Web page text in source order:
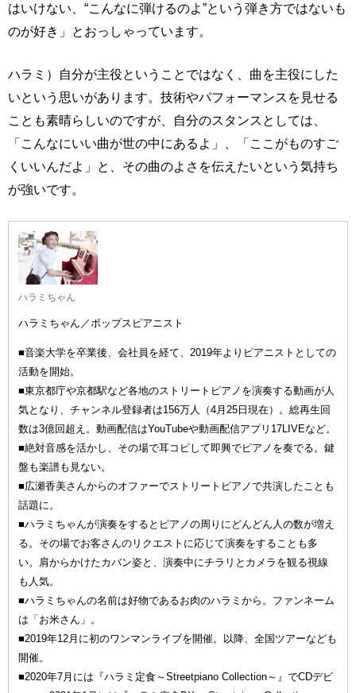
はいけない、“こんなに弾けるのよ”という弾き方ではないも
のが好き」とおっしゃっています。
ハラミ）自分が主役ということではなく、曲を主役にした
いという思いがあります。技術やパフォーマンスを見せる
ことも素晴らしいのですが、自分のスタンスとしては、
「こんなにいい曲が世の中にあるよ」、「ここがものすご
くいいんだよ」と、その曲のよさを伝えたいという気持ち
が強いです。
ハラミちゃん
ハラミちゃん／ポップスピアニスト
■音楽大学を卒業後、会社員を経て、2019年よりピアニストとしての
活動を開始。
■東京都庁や京都駅など各地のストリートピアノを演奏する動画が人
気となり、チャンネル登録者は156万人（4月25日現在）。総再生回
数は3億回超え。動画配信はYouTubeや動画配信アプリ17LIVEなど。
■絶対音感を活かし、その場で耳コピして即興でピアノを奏でる。鍵
盤も楽譜も見ない。
■広瀬香美さんからのオファーでストリートピアノで共演したことも
話題に。
■ハラミちゃんが演奏をするとピアノの周りにどんどん人の数が増え
る。その場でお客さんのリクエストに応じて演奏をすることも多
い。肩からかけたカバン姿と、演奏中にチラリとカメラを観る視線
も人気。
■ハラミちゃんの名前は好物であるお肉のハラミから。ファンネーム
は「お米さん」。
■2019年12月に初のワンマンライブを開催。以降、全国ツアーなども
開催。
■2020年7月には『ハラミ定食～Streetpiano Collection～』でCDデビ